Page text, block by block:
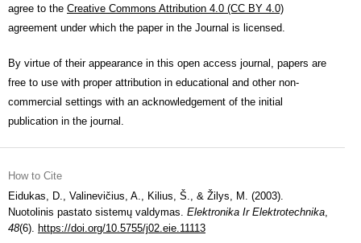
agree to the Creative Commons Attribution 4.0 (CC BY 4.0)
agreement under which the paper in the Journal is licensed.
By virtue of their appearance in this open access journal, papers are
free to use with proper attribution in educational and other non-
commercial settings with an acknowledgement of the initial
publication in the journal.
How to Cite
Eidukas, D., Valinevičius, A., Kilius, Š., & Žilys, M. (2003).
Nuotolinis pastato sistemų valdymas. Elektronika Ir Elektrotechnika,
48(6). https://doi.org/10.5755/j02.eie.11113